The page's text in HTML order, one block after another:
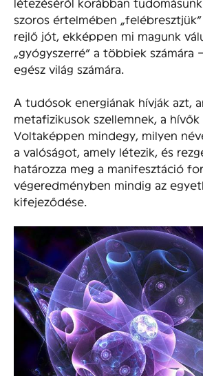
szoros értelmében
rejlő jót, ekképpen mi magunk
„gyógyszerré” a többiek számára
egész világ számára.
A tudósok energiának hívják azt,
metafizikusok szellemnek, a hívők
Voltaképpen mindegy, milyen
a valóságot, amely létezik, és
határozza meg a manifesztáció
végeredményben mindig az
kifejeződése.